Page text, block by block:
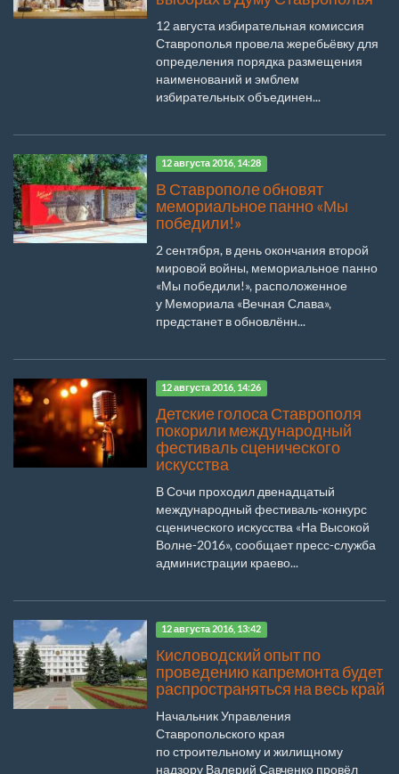
12 августа избирательная комиссия
Ставрополья провела жеребьёвку для
определения порядка размещения
наименований и эмблем
избирательных объединен...
12 августа 2016, 14:28
В Ставрополе обновят
мемориальное панно «Мы
победили!»
2 сентября, в день окончания второй
мировой войны, мемориальное панно
«Мы победили!», расположенное
у Мемориала «Вечная Слава»,
предстанет в обновлённ...
12 августа 2016, 14:26
Детские голоса Ставрополя
покорили международный
фестиваль сценического
искусства
В Сочи проходил двенадцатый
международный фестиваль-конкурс
сценического искусства «На Высокой
Волне-2016», сообщает пресс-служба
администрации краево...
12 августа 2016, 13:42
Кисловодский опыт по
проведению капремонта будет
распространяться на весь край
Начальник Управления
Ставропольского края
по строительному и жилищному
надзору Валерий Савченко провёл